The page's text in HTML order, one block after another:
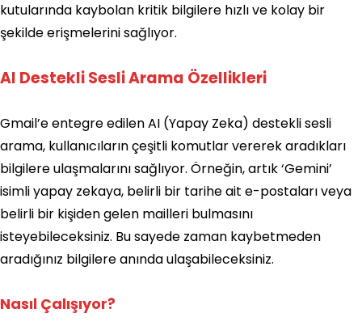
kutularında kaybolan kritik bilgilere hızlı ve kolay bir
şekilde erişmelerini sağlıyor.
AI Destekli Sesli Arama Özellikleri
Gmail’e entegre edilen AI (Yapay Zeka) destekli sesli
arama, kullanıcıların çeşitli komutlar vererek aradıkları
bilgilere ulaşmalarını sağlıyor. Örneğin, artık ‘Gemini’
isimli yapay zekaya, belirli bir tarihe ait e-postaları veya
belirli bir kişiden gelen mailleri bulmasını
isteyebileceksiniz. Bu sayede zaman kaybetmeden
aradığınız bilgilere anında ulaşabileceksiniz.
Nasıl Çalışıyor?